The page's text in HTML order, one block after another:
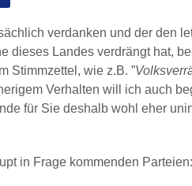
verdanken und der den
dieses Landes verdrängt hat,
Stimmzettel, wie z.B. ”
Verhalten will ich auch
für Sie deshalb wohl eher
in Frage kommenden Parteien: